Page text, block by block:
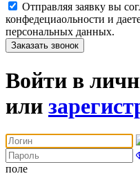
Отправляя заявку вы
конфедециаольности и
персональных данных.
Заказать звонок
Войти в
или
поле